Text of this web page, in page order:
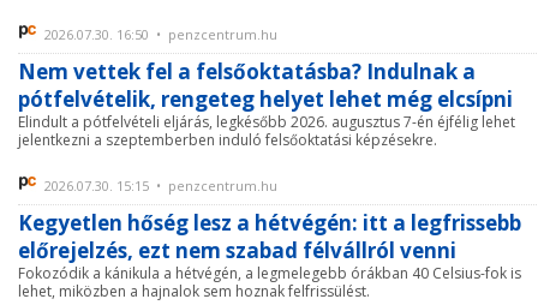
2026.07.30. 16:50 • penzcentrum.hu
Nem vettek fel a felsőoktatásba? Indulnak a
pótfelvételik, rengeteg helyet lehet még elcsípni
Elindult a pótfelvételi eljárás, legkésőbb 2026. augusztus 7-én éjfélig lehet
jelentkezni a szeptemberben induló felsőoktatási képzésekre.
2026.07.30. 15:15 • penzcentrum.hu
Kegyetlen hőség lesz a hétvégén: itt a legfrissebb
előrejelzés, ezt nem szabad félvállról venni
Fokozódik a kánikula a hétvégén, a legmelegebb órákban 40 Celsius-fok is
lehet, miközben a hajnalok sem hoznak felfrissülést.